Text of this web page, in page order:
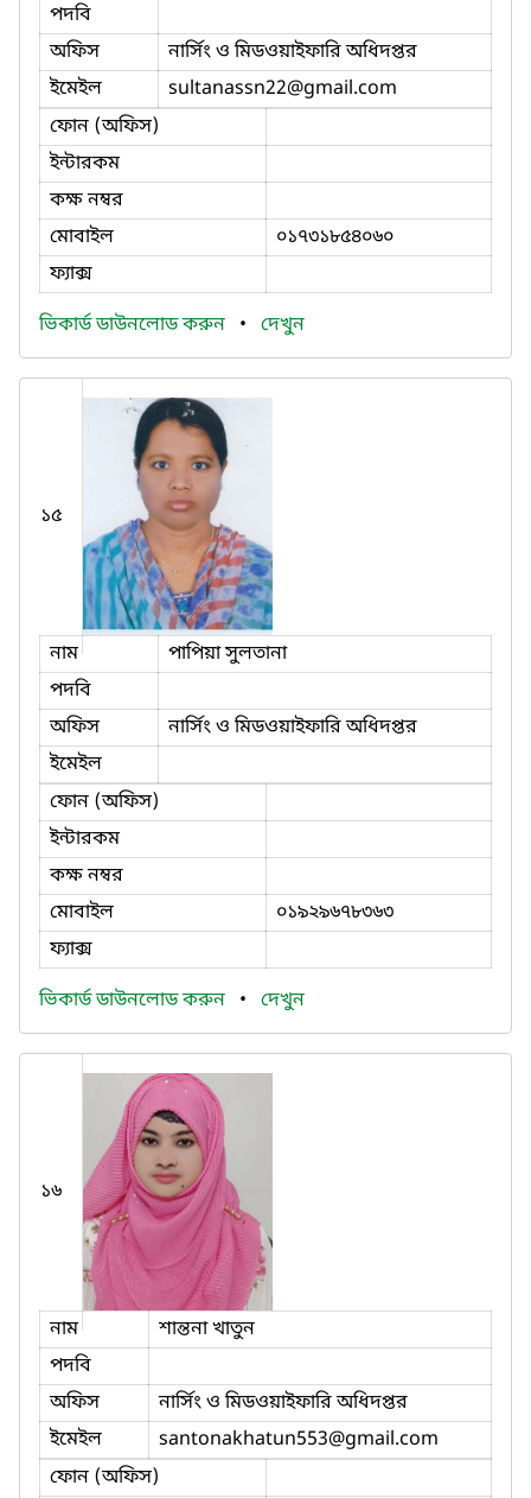
পদবি
অফিস
নার্সিং ও মিডওয়াইফারি অধিদপ্তর
ইমেইল
sultanassn22@gmail.com
ফোন (অফিস)
ইন্টারকম
কক্ষ নম্বর
মোবাইল
০১৭৩১৮৫৪০৬০
ফ্যাক্স
ভিকার্ড ডাউনলোড করুন • দেখুন
১৫
নাম
পাপিয়া সুলতানা
পদবি
অফিস
নার্সিং ও মিডওয়াইফারি অধিদপ্তর
ইমেইল
ফোন (অফিস)
ইন্টারকম
কক্ষ নম্বর
মোবাইল
০১৯২৯৬৭৮৩৬৩
ফ্যাক্স
ভিকার্ড ডাউনলোড করুন • দেখুন
১৬
নাম
শান্তনা খাতুন
পদবি
অফিস
নার্সিং ও মিডওয়াইফারি অধিদপ্তর
ইমেইল
santonakhatun553@gmail.com
ফোন (অফিস)